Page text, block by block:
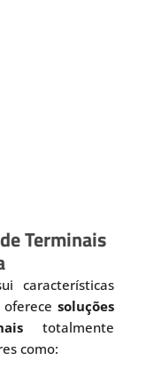
Terminais
características
oferecesoluções
totalmente
como: